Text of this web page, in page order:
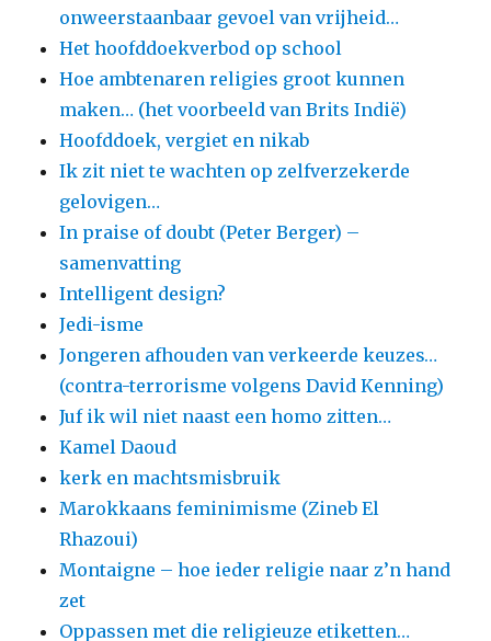
onweerstaanbaar gevoel van vrijheid…
Het hoofddoekverbod op school
Hoe ambtenaren religies groot kunnen
maken… (het voorbeeld van Brits Indië)
Hoofddoek, vergiet en nikab
Ik zit niet te wachten op zelfverzekerde
gelovigen…
In praise of doubt (Peter Berger) –
samenvatting
Intelligent design?
Jedi-isme
Jongeren afhouden van verkeerde keuzes…
(contra-terrorisme volgens David Kenning)
Juf ik wil niet naast een homo zitten…
Kamel Daoud
kerk en machtsmisbruik
Marokkaans feminimisme (Zineb El
Rhazoui)
Montaigne – hoe ieder religie naar z’n hand
zet
Oppassen met die religieuze etiketten…